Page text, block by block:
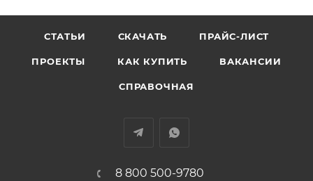
СТАТЬИ СКАЧАТЬ ПРАЙС-ЛИСТ
ПРОЕКТЫ КАК КУПИТЬ ВАКАНСИИ
СПРАВОЧНАЯ
8 800 500-9780